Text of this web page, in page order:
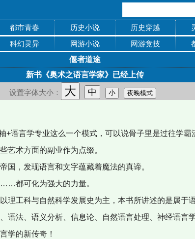
都市青春 历史小说 历史穿越
科幻灵异 网游小说 网游竞技
偃者道途
新书《奥术之语言学家》已经上传
设置字体大小： 大 中 小 夜晚模式
+语言学专业这么一个模式，可以说骨子里是过往学
艺术方面的副业作为点缀。
，发现语言和文字蕴藏着魔法的真谛。
都可化为强大的力量。
理工科与自然科学发展史为主，本书所讲述的是属于
语法、语义分析、信息论、自然语言处理、神经语
学的新传奇！